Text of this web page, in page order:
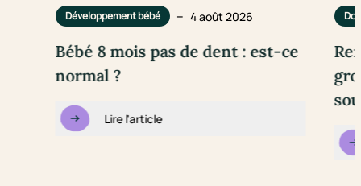
Développement bébé – 4 août 2026
Bébé 8 mois pas de dent : est-ce
normal ?
Lire l'article